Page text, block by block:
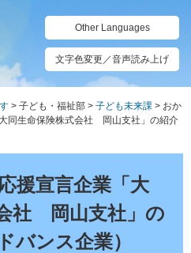
Other Languages
文字色変更／音声読み上げ
> 子ども・福祉部 > 子ども未来課 > おか
同生命保険株式会社 岡山支社」の紹介
援宣言企業「大
社 岡山支社」の
バンス企業）